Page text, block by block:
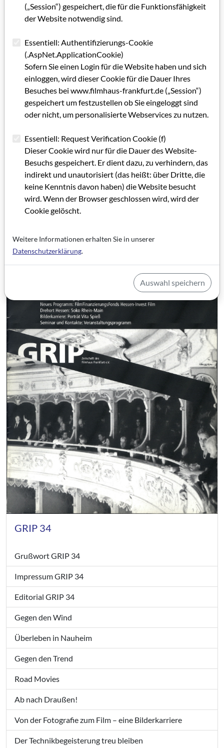
Und Autor Bertram erinnerte am Schluss der Diskussion
daran, dass schon Mitte der 70er Jahre Ex-Kanzler Helmut
Schmidt vor der zunehmenden Verflachung des Programms
gewarnt und einen fernsehfreien Tag für die Nation gefordert
habe. Aber soweit wolle die AG Dok heute nicht mehr gehen,
wie Thomas Frickel erwiderte. Sein Wunsch aber wäre: ein
quotenfreier Tag – wenigstens einmal pro Woche.
Kategorie: Bericht/Meldung (GRIP INFO + Filmland Hessen-
Schlagworte: Filmhaus Frankfurt, TV/Rundfunk, Filmkultur,
Filmtheorie/Filmwissenschaft
Artikel im PDF aufrufen
GRIP 34
Grußwort GRIP 34
Impressum GRIP 34
Editorial GRIP 34
Gegen den Wind
Überleben in Nauheim
Gegen den Trend
Road Movies
Ab nach Draußen!
Von der Fotografie zum Film – eine Bilderkarriere
Der Technikbegeisterung treu bleiben
(„Session“) gespeichert, die für die Funktionsfähigkeit
der Website notwendig sind.
Essentiell: Authentifizierungs-Cookie
(.AspNet.ApplicationCookie)
Sofern Sie einen Login für die Website haben und sich
einloggen, wird dieser Cookie für die Dauer Ihres
Besuches bei www.filmhaus-frankfurt.de („Session“)
gespeichert um festzustellen ob Sie eingeloggt sind
oder nicht, um personalisierte Webservices zu nutzen.
Essentiell: Request Verification Cookie (f)
Dieser Cookie wird nur für die Dauer des Website-
Besuchs gespeichert. Er dient dazu, zu verhindern, das
indirekt und unautorisiert (das heißt: über Dritte, die
keine Kenntnis davon haben) die Website besucht
wird. Wenn der Browser geschlossen wird, wird der
Cookie gelöscht.
Weitere Informationen erhalten Sie in unserer
Datenschutzerklärung.
Auswahl speichern